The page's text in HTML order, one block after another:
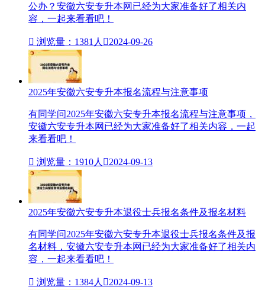
公办？安徽六安专升本网已经为大家准备好了相关内
容，一起来看看吧！
 浏览量：1381人 2024-09-26
2025年安徽六安专升本报名流程与注意事项
有同学问2025年安徽六安专升本报名流程与注意事项，
安徽六安专升本网已经为大家准备好了相关内容，一起
来看看吧！
 浏览量：1910人 2024-09-13
2025年安徽六安专升本退役士兵报名条件及报名材料
有同学问2025年安徽六安专升本退役士兵报名条件及报
名材料，安徽六安专升本网已经为大家准备好了相关内
容，一起来看看吧！
 浏览量：1384人 2024-09-13